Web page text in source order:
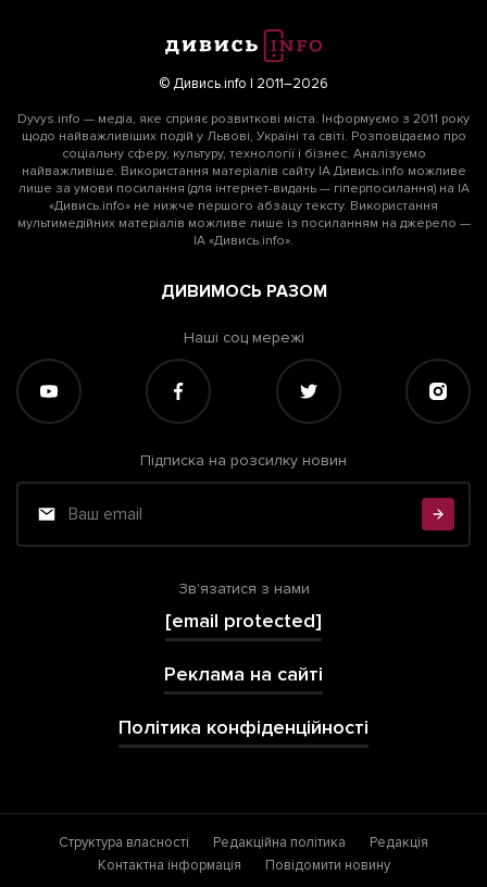
© Дивись.info | 2011–2026
Dyvys.info — медіа, яке сприяє розвиткові міста. Інформуємо з 2011 року
щодо найважливіших подій у Львові, Україні та світі. Розповідаємо про
соціальну сферу, культуру, технології і бізнес. Аналізуємо
найважливіше. Використання матеріалів сайту ІА Дивись.info можливе
лише за умови посилання (для інтернет-видань — гіперпосилання) на ІА
«Дивись.info» не нижче першого абзацу тексту. Використання
мультимедійних матеріалів можливе лише із посиланням на джерело —
ІА «Дивись.info».
ДИВИМОСЬ РАЗОМ
Наші соц мережі
Підписка на розсилку новин
Зв'язатися з нами
[email protected]
Реклама на сайті
Політика конфіденційності
Структура власності Редакційна політика
Редакція
Контактна інформація
Повідомити новину